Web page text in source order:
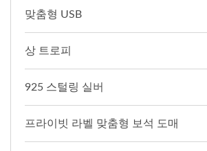
맞춤형 USB
상 트로피
925 스털링 실버
프라이빗 라벨 맞춤형 보석 도매